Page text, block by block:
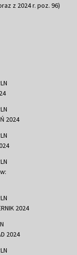
z 2024 r. poz. 96)
2024
2024
2024